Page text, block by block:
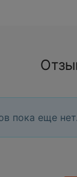
пока еще нет.